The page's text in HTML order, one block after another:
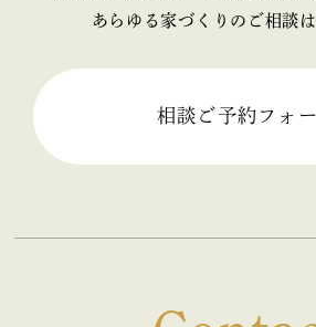
2025年07月 (2)
あらゆる家づくりのご相談
相談ご予約フォ